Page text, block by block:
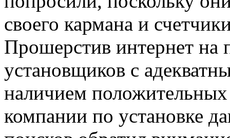
своего кармана и
Прошерстив интернет на
установщиков с
наличием положительных
компании по установке